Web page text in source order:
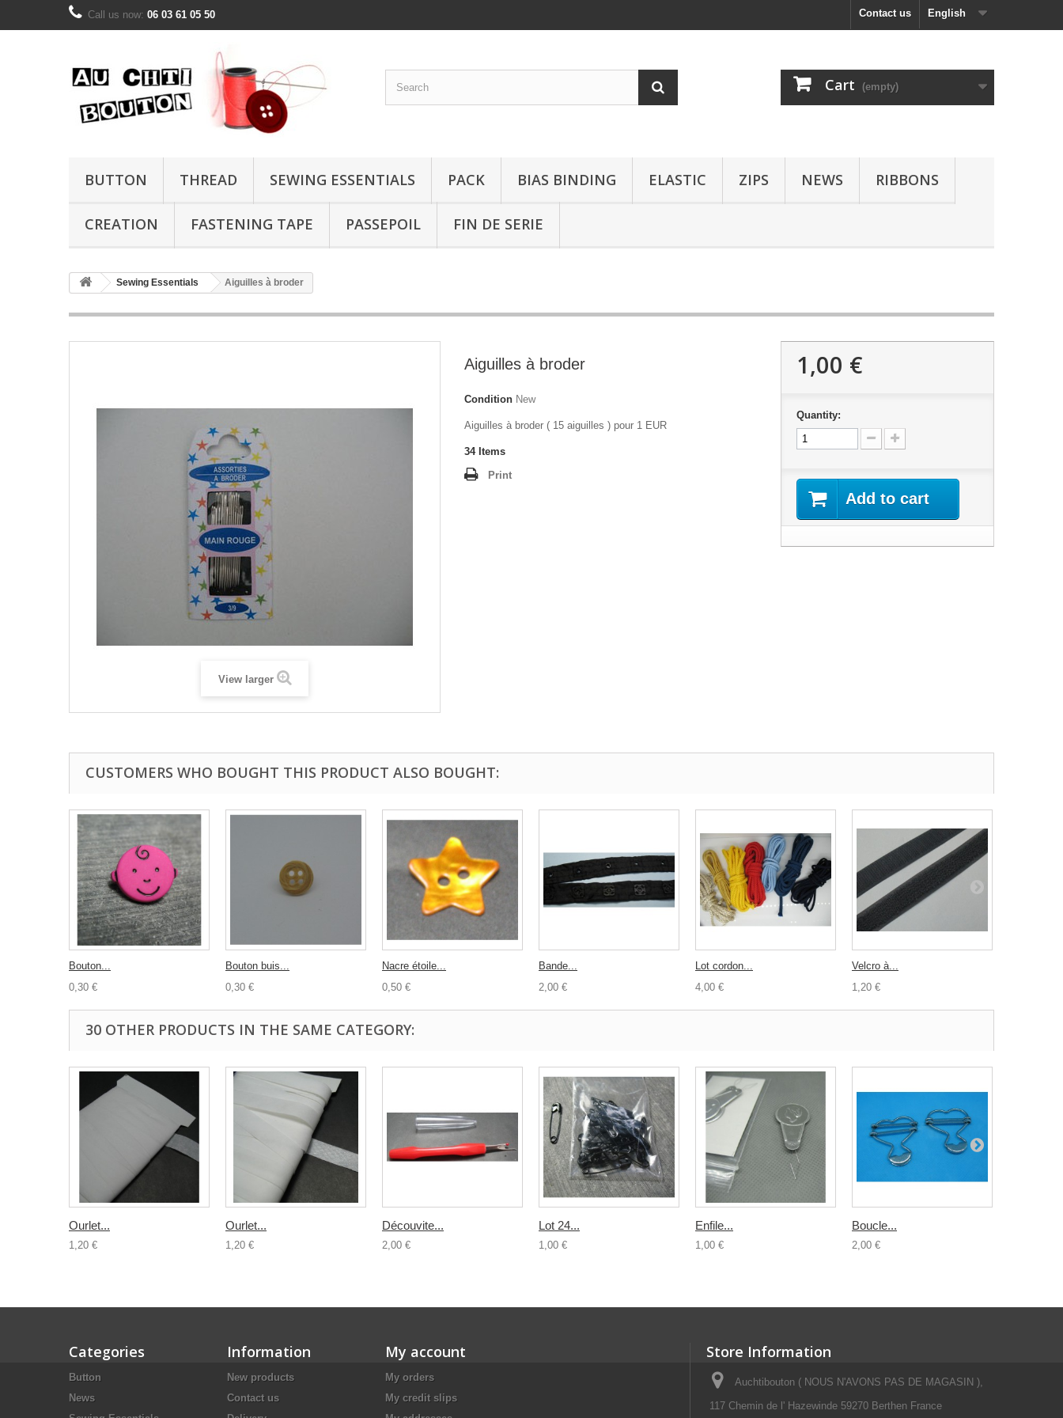
English
Contact us
Call us now: 06 03 61 05 50
Cart (empty)
BUTTON THREAD SEWING ESSENTIALS PACK BIAS BINDING ELASTIC ZIPS NEWS RIBBONS
CREATION FASTENING TAPE PASSEPOIL FIN DE SERIE
Sewing Essentials Aiguilles à broder
View larger
Aiguilles à broder
Condition New
Aiguilles à broder ( 15 aiguilles ) pour 1 EUR
34 Items
Print
1,00 €
Quantity:
Add to cart
CUSTOMERS WHO BOUGHT THIS PRODUCT ALSO BOUGHT:
Bouton...
0,30 €
Bouton buis...
0,30 €
Nacre étoile...
0,50 €
Bande...
2,00 €
Lot cordon...
4,00 €
Velcro à...
1,20 €
30 OTHER PRODUCTS IN THE SAME CATEGORY:
Ourlet...
1,20 €
Ourlet...
1,20 €
Découvite...
2,00 €
Lot 24...
1,00 €
Enfile...
1,00 €
Boucle...
2,00 €
Categories
Button
News
Information
New products
Contact us
My account
My orders
My credit slips
Store Information
Auchtibouton ( NOUS N'AVONS PAS DE MAGASIN ),
117 Chemin de l' Hazewinde 59270 Berthen France